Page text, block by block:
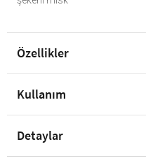
Özellikler
Kullanım
Detaylar